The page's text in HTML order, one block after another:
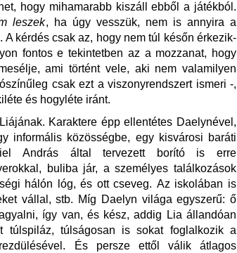
hogy mihamarabb kiszáll ebből a játékból.
leszek, ha úgy vesszük, nem is annyira a
A kérdés csak az, hogy nem túl későn érkezik-
fontos e tekintetben az a mozzanat, hogy
ami történt vele, aki nem valamilyen
csak ezt a viszonyrendszert ismeri -,
és hogyléte iránt.
Karaktere épp ellentétes Daelynével,
informális közösségbe, egy kisvárosi baráti
András által tervezett borító is erre
buliba jár, a személyes találkozások
hálón lóg, és ott cseveg. Az iskolában is
vállal, stb. Míg Daelyn világa egyszerű: ő
így van, és kész, addig Lia állandóan
túlspiláz, túlságosan is sokat foglalkozik a
És persze ettől válik átlagos